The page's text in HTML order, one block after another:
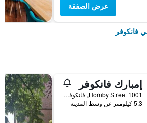
عرض الصفقة
فانكوفر
إمبارك فانكوفر
1001 Hornby Street, فانكوفر, BC, كندا
5.3 كيلومتر عن وسط المدينة